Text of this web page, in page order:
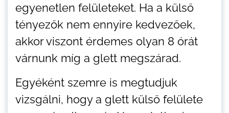
egyenetlen felületeket. Ha a külső
tényezők nem ennyire kedvezőek,
akkor viszont érdemes olyan 8 órát
várnunk míg a glett megszárad.
Egyéként szemre is megtudjuk
vizsgálni, hogy a glett külső felülete